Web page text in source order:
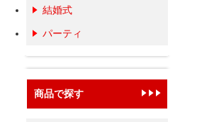
結婚式
パーティ
商品で探す